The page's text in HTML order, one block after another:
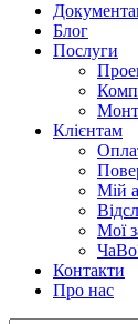
Блог
Послуги
Клієнтам
Мій
Мої
Контакти
Про нас